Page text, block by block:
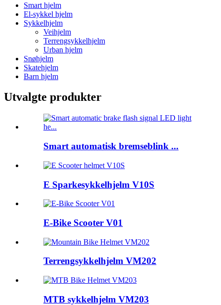
Smart hjelm
El-sykkel hjelm
Sykkelhjelm
Veihjelm
Terrengsykkelhjelm
Urban hjelm
Snøhjelm
Skatehjelm
Barn hjelm
Utvalgte produkter
Smart automatisk bremseblink ...
E Sparkesykkelhjelm V10S
E-Bike Scooter V01
Terrengsykkelhjelm VM202
MTB sykkelhjelm VM203